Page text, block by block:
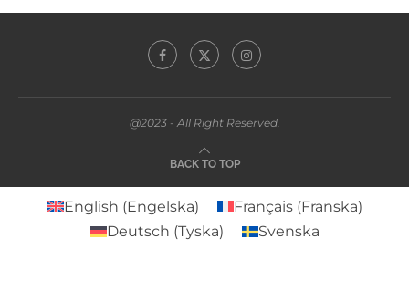
@2023 - All Right Reserved.
BACK TO TOP
English (Engelska) Français(Franska)
Deutsch (Tyska)
Svenska